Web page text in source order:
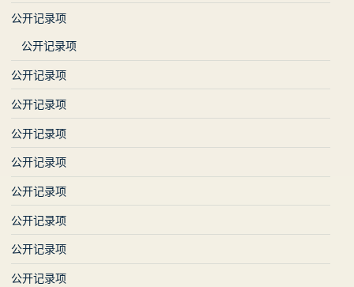
公开记录项
公开记录项
公开记录项
公开记录项
公开记录项
公开记录项
公开记录项
公开记录项
公开记录项
公开记录项